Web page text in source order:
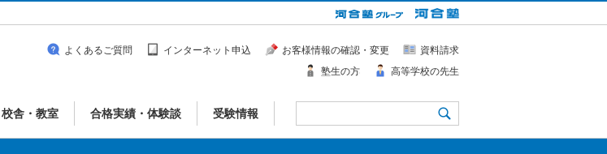
校舎・教室 合格実績・体験談 受験情報
よくあるご質問 インターネット申込 お客様情報の確認・変更
資料請求
塾生の方
高等学校の先生